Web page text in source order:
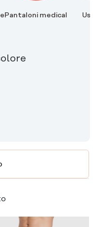
Pantaloni medical